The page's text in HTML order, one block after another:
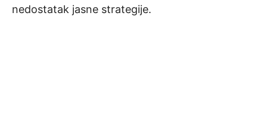
nedostatak jasne strategije.